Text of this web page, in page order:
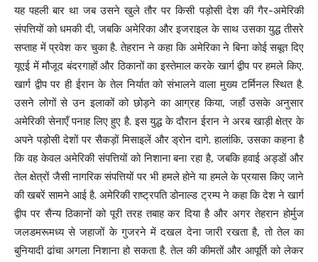
यह पहली बार था जब उसने खुले तौर पर किसी पड़ोसी देश की गैर-अमेरिकी
संपत्तियों को धमकी दी, जबकि अमेरिका और इजराइल के साथ उसका युद्ध तीसरे
सप्ताह में प्रवेश कर चुका है. तेहरान ने कहा कि अमेरिका ने बिना कोई सबूत दिए
यूएई में मौजूद बंदरगाहों और ठिकानों का इस्तेमाल करके खार्ग द्वीप पर हमले किए.
खार्ग द्वीप पर ही ईरान के तेल निर्यात को संभालने वाला मुख्य टर्मिनल स्थित है.
उसने लोगों से उन इलाकों को छोड़ने का आग्रह किया, जहाँ उसके अनुसार
अमेरिकी सेनाएँ पनाह लिए हुए है. इस युद्ध के दौरान ईरान ने अरब खाड़ी क्षेत्र के
अपने पड़ोसी देशों पर सैकड़ों मिसाइलें और ड्रोन दागे. हालांकि, उसका कहना है
कि वह केवल अमेरिकी संपत्तियों को निशाना बना रहा है, जबकि हवाई अड्डों और
तेल क्षेत्रों जैसी नागरिक संपत्तियों पर भी हमले होने या हमले के प्रयास किए जाने
की खबरें सामने आई है. अमेरिकी राष्ट्रपति डोनाल्ड ट्रम्प ने कहा कि देश ने खार्ग
द्वीप पर सैन्य ठिकानों को पूरी तरह तबाह कर दिया है और अगर तेहरान होर्मुज
जलडमरूमध्य से जहाजों के गुजरने में दखल देना जारी रखता है, तो तेल का
बुनियादी ढांचा अगला निशाना हो सकता है. तेल की कीमतों और आपूर्ति को लेकर